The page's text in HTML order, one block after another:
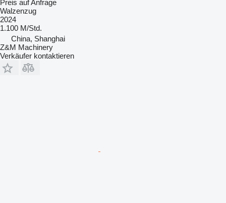
Preis auf Anfrage
Walzenzug
2024
1.100 M/Std.
China, Shanghai
Z&M Machinery
Verkäufer kontaktieren